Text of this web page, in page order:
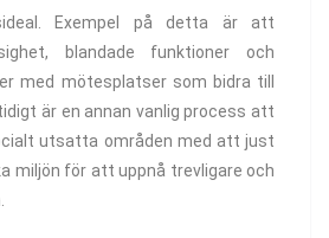
Exempel på detta är att
blandade funktioner och
med mötesplatser som bidra till
är en annan vanlig process att
utsatta områden med att just
miljön för att uppnå trevligare och